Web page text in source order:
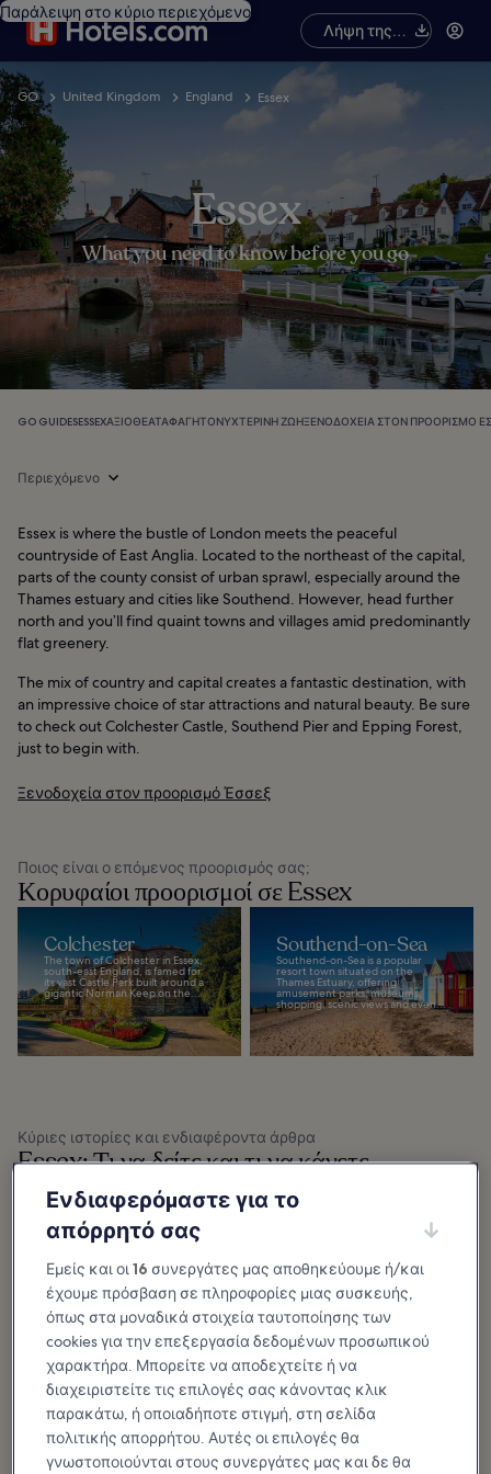
Παράλειψη στο κύριο περιεχόμενο
Λήψη της
εφαρμογής
GO United Kingdom England Essex
Essex
What you need to know before you go
GO GUIDESESSEXΑΞΙΟΘΈΑΤΑΦΑΓΗΤΌΝΥΧΤΕΡΙΝΉ ΖΩΉΞΕΝΟΔΟΧΕΊΑ ΣΤΟΝ ΠΡΟΟΡΙΣΜΌ
Περιεχόμενο
Essex is where the bustle of London meets the peaceful
countryside of East Anglia. Located to the northeast of the capital,
parts of the county consist of urban sprawl, especially around the
Thames estuary and cities like Southend. However, head further
north and you’ll find quaint towns and villages amid predominantly
flat greenery.
The mix of country and capital creates a fantastic destination, with
an impressive choice of star attractions and natural beauty. Be sure
to check out Colchester Castle, Southend Pier and Epping Forest,
just to begin with.
Ξενοδοχεία στον προορισμό Έσσεξ
Ποιος είναι ο επόμενος προορισμός σας;
Κορυφαίοι προορισμοί σε Essex
Colchester
The town of Colchester in Essex,
south-east England, is famed for
its vast Castle Park built around a
gigantic Norman Keep on the...
Southend-on-Sea
Southend-on-Sea is a popular
resort town situated on the
Thames Estuary, offering
amusement parks, museums,
shopping, scenic views and even...
Κύριες ιστορίες και ενδιαφέροντα άρθρα
Essex: Τι να δείτε και τι να κάνετε
Εμφάνιση περισσότερων
Do in Essex
Essex has long suffered from an
unfair reputation of being a
county that’s only saving grace is
its proximity to London. But that’s
far from...
Picturesque Villages
in Essex
Take a road trip to the picturesque
villages of Essex, most of which
reflect the county’s agricultural
history. Many feature windmills,
some...
10 Best Things to
Do in Southend-on-
10 Best Things to
Do in Colchester
Ενδιαφερόμαστε για το
απόρρητό σας
Εμείς και οι16 συνεργάτες μας αποθηκεύουμε ή/και
έχουμε πρόσβαση σε πληροφορίες μιας συσκευής,
όπως στα μοναδικά στοιχεία ταυτοποίησης των
cookies για την επεξεργασία δεδομένων προσωπικού
χαρακτήρα. Μπορείτε να αποδεχτείτε ή να
διαχειριστείτε τις επιλογές σας κάνοντας κλικ
παρακάτω, ή οποιαδήποτε στιγμή, στη σελίδα
πολιτικής απορρήτου. Αυτές οι επιλογές θα
γνωστοποιούνται στους συνεργάτες μας και δε θα